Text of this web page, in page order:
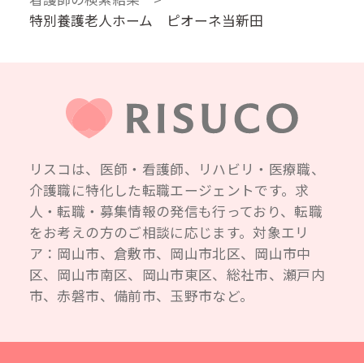
特別養護老人ホーム ピオーネ当新田
リスコは、医師・看護師、リハビリ・医療職、
介護職に特化した転職エージェントです。求
人・転職・募集情報の発信も行っており、転職
をお考えの方のご相談に応じます。対象エリ
ア：岡山市、倉敷市、岡山市北区、岡山市中
区、岡山市南区、岡山市東区、総社市、瀬戸内
市、赤磐市、備前市、玉野市など。